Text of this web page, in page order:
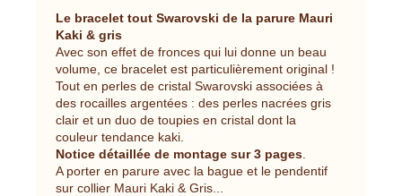
Le bracelet tout Swarovski de la parure Mauri
Kaki & gris
Avec son effet de fronces qui lui donne un beau
volume, ce bracelet est particulièrement original !
Tout en perles de cristal Swarovski associées à
des rocailles argentées : des perles nacrées gris
clair et un duo de toupies en cristal dont la
couleur tendance kaki.
Notice détaillée de montage sur 3 pages
A porter en parure avec la bague et le pendentif
sur collier Mauri Kaki & Gris...